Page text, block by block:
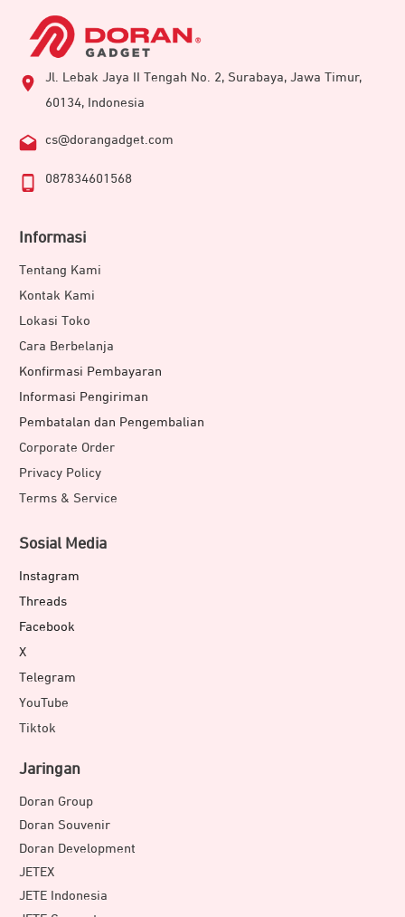
Jl. Lebak Jaya II Tengah No. 2, Surabaya, Jawa Timur,
60134, Indonesia
cs@dorangadget.com
087834601568
Informasi
Tentang Kami
Kontak Kami
Lokasi Toko
Cara Berbelanja
Konfirmasi Pembayaran
Informasi Pengiriman
Pembatalan dan Pengembalian
Corporate Order
Privacy Policy
Terms & Service
Sosial Media
Instagram
Threads
Facebook
X
Telegram
YouTube
Tiktok
Jaringan
Doran Group
Doran Souvenir
Doran Development
JETEX
JETE Indonesia